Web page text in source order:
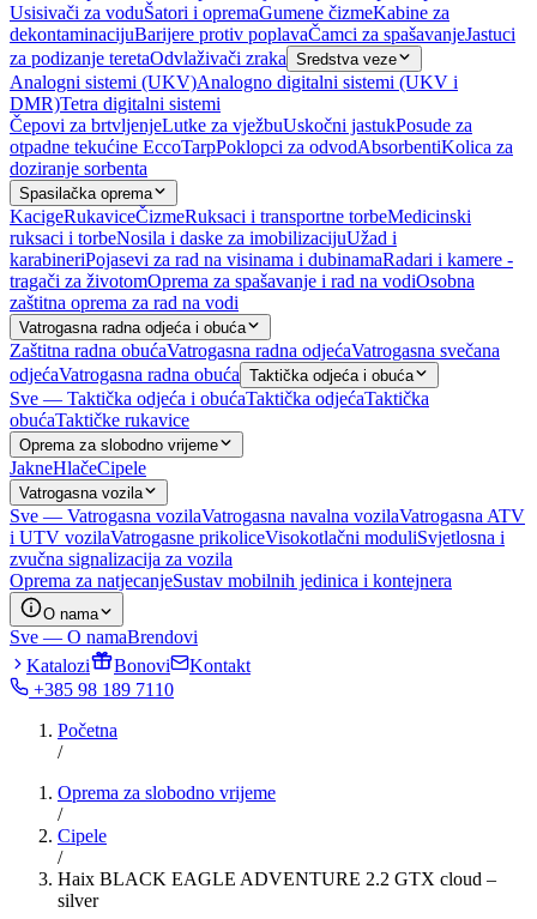
Usisivači za voduŠatori i opremaGumene čizmeKabine za
dekontaminacijuBarijere protiv poplavaČamci za spašavanjeJastuci
za podizanje teretaOdvlaživači zraka Sredstva veze
Analogni sistemi (UKV)Analogno digitalni sistemi (UKV i
DMR)Tetra digitalni sistemi
Čepovi za brtvljenjeLutke za vježbuUskočni jastukPosude za
otpadne tekućine EccoTarpPoklopci za odvodAbsorbentiKolica za
doziranje sorbenta
Spasilačka oprema
KacigeRukaviceČizmeRuksaci i transportne torbeMedicinski
ruksaci i torbeNosila i daske za imobilizacijuUžad i
karabineriPojasevi za rad na visinama i dubinamaRadari i kamere -
tragači za životomOprema za spašavanje i rad na vodiOsobna
zaštitna oprema za rad na vodi
Vatrogasna radna odjeća i obuća
Zaštitna radna obućaVatrogasna radna odjećaVatrogasna svečana
odjećaVatrogasna radna obuća Taktička odjeća i obuća
Sve — Taktička odjeća i obućaTaktička odjećaTaktička
obućaTaktičke rukavice
Oprema za slobodno vrijeme
JakneHlačeCipele
Vatrogasna vozila
Sve — Vatrogasna vozilaVatrogasna navalna vozilaVatrogasna ATV
i UTV vozilaVatrogasne prikoliceVisokotlačni moduliSvjetlosna i
zvučna signalizacija za vozila
Oprema za natjecanjeSustav mobilnih jedinica i kontejnera
O nama
Sve — O namaBrendovi
Katalozi
Bonovi
Kontakt
+385 98 189 7110
Početna
/
Oprema za slobodno vrijeme
/
Cipele
/
Haix BLACK EAGLE ADVENTURE 2.2 GTX cloud –
silver